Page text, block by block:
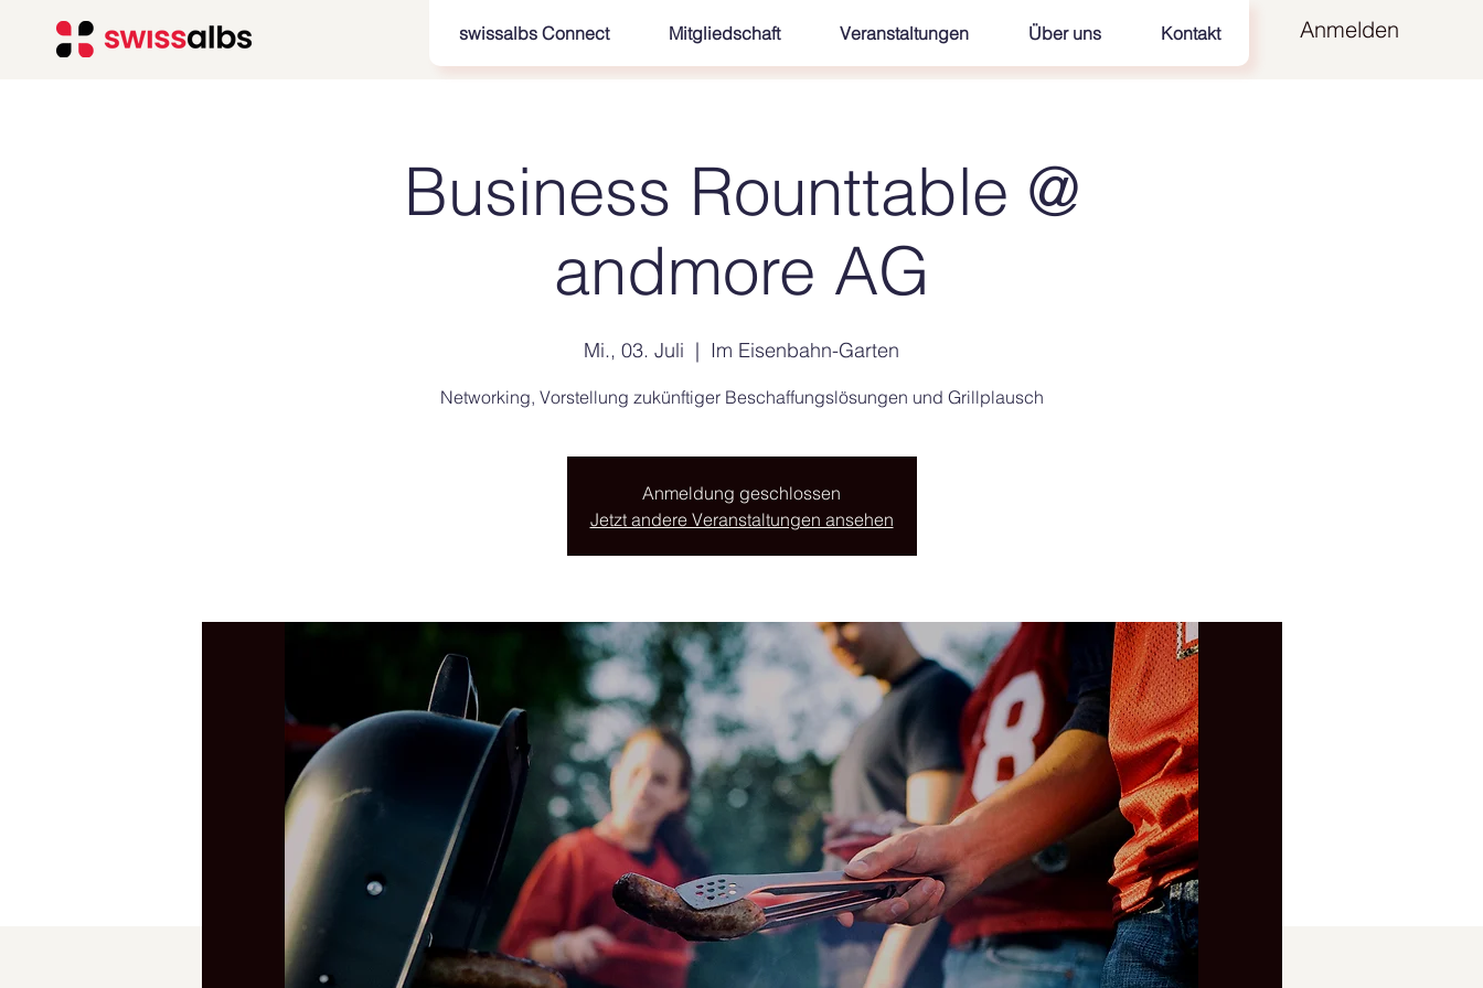
swissalbs Connect Mitgliedschaft Veranstaltungen Über uns Kontakt Anmelden
Business Rounttable @
andmore AG
Mi., 03. Juli
  |
Im Eisenbahn-Garten
Networking, Vorstellung zukünftiger Beschaffungslösungen und Grillplausch
Anmeldung geschlossen
Jetzt andere Veranstaltungen ansehen